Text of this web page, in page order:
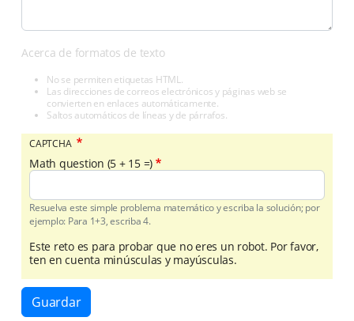
Acerca de formatos de texto
No se permiten etiquetas HTML.
Las direcciones de correos electrónicos y páginas web se
convierten en enlaces automáticamente.
Saltos automáticos de líneas y de párrafos.
CAPTCHA
Math question (5 + 15 =)
Resuelva este simple problema matemático y escriba la solución; por
ejemplo: Para 1+3, escriba 4.
Este reto es para probar que no eres un robot. Por favor,
ten en cuenta minúsculas y mayúsculas.
Guardar